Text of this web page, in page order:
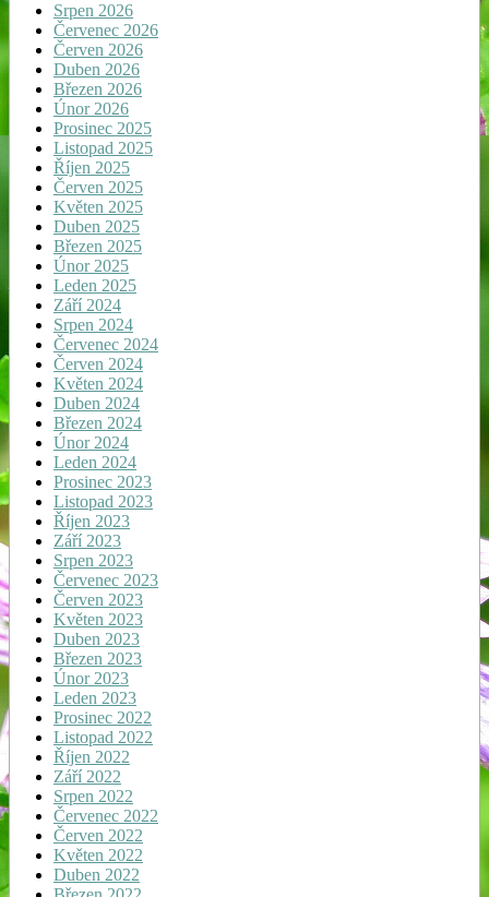
Srpen 2026
Červenec 2026
Červen 2026
Duben 2026
Březen 2026
Únor 2026
Prosinec 2025
Listopad 2025
Říjen 2025
Červen 2025
Květen 2025
Duben 2025
Březen 2025
Únor 2025
Leden 2025
Září 2024
Srpen 2024
Červenec 2024
Červen 2024
Květen 2024
Duben 2024
Březen 2024
Únor 2024
Leden 2024
Prosinec 2023
Listopad 2023
Říjen 2023
Září 2023
Srpen 2023
Červenec 2023
Červen 2023
Květen 2023
Duben 2023
Březen 2023
Únor 2023
Leden 2023
Prosinec 2022
Listopad 2022
Říjen 2022
Září 2022
Srpen 2022
Červenec 2022
Červen 2022
Květen 2022
Duben 2022